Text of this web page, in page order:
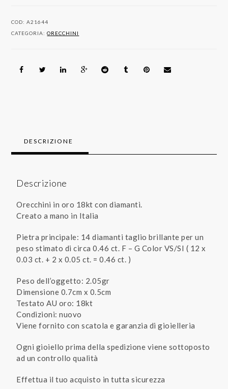
COD:A21644
CATEGORIA:ORECCHINI
DESCRIZIONE
Descrizione
Orecchini in oro 18kt con diamanti.
Creato a mano in Italia
Pietra principale: 14 diamanti taglio brillante per un
peso stimato di circa 0.46 ct. F – G Color VS/SI ( 12 x
0.03 ct. + 2 x 0.05 ct. = 0.46 ct. )
Peso dell’oggetto: 2.05gr
Dimensione 0.7cm x 0.5cm
Testato AU oro: 18kt
Condizioni: nuovo
Viene fornito con scatola e garanzia di gioielleria
Ogni gioiello prima della spedizione viene sottoposto
ad un controllo qualità
Effettua il tuo acquisto in tutta sicurezza